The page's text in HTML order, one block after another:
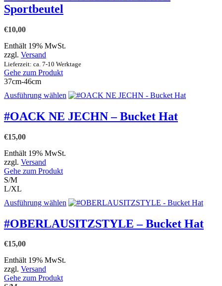
Produktseite
Sportbeutel
€10,00
Enthält 19% MwSt.
zzgl. Versand
Lieferzeit: ca. 7-10 Werktage
Gehe zum Produkt
37cm-46cm
Ausführung wählen Dieses
weist
mehrere
gewählt
#OACK NE JECHN – Bucket Hat
€15,00
Enthält 19% MwSt.
zzgl. Versand
Gehe zum Produkt
S/M
L/XL
Ausführung wählen Dieses
weist
mehrere
#OBERLAUSITZSTYLE – Bucket Hat
€15,00
Enthält 19% MwSt.
zzgl. Versand
Gehe zum Produkt